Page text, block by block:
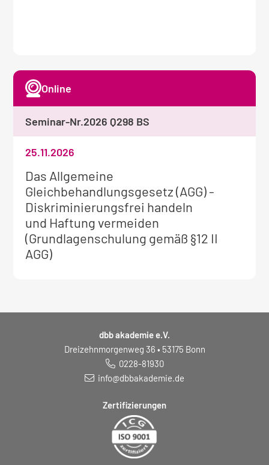
Weitere
Informationen
zum
Seminar:
Das Allgemeine
Gleichbehandlungsgesetz (AGG) -
Diskriminierungsfrei handeln
und Haftung vermeiden
(Grundlagenschulung gemäß §12 II
AGG)
25.11.2026
Online
Seminar-Nr.2026 Q298 BS
dbb akademie e.V.
Dreizehnmorgenweg 36 • 53175 Bonn
0228-81930
info@dbbakademie.de
Zertifizierungen